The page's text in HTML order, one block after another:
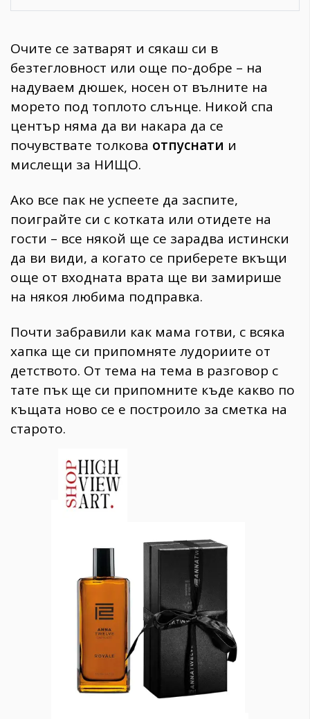
Очите се затварят и сякаш си в
безтегловност или още по-добре – на
надуваем дюшек, носен от вълните на
морето под топлото слънце. Никой спа
център няма да ви накара да се
почувствате толкова отпуснати и
мислещи за НИЩО.
Ако все пак не успеете да заспите,
поиграйте си с котката или отидете на
гости – все някой ще се зарадва истински
да ви види, а когато се приберете вкъщи
още от входната врата ще ви замирише
на някоя любима подправка.
Почти забравили как мама готви, с всяка
хапка ще си припомняте лудориите от
детството. От тема на тема в разговор с
тате пък ще си припомните къде какво по
къщата ново се е построило за сметка на
старото.